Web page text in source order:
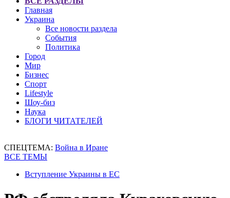
Главная
Украина
Все новости раздела
События
Политика
Город
Мир
Бизнес
Спорт
Lifestyle
Шоу-биз
Наука
БЛОГИ ЧИТАТЕЛЕЙ
СПЕЦТЕМА: Война в Иране
ВСЕ ТЕМЫ
Вступление Украины в ЕС